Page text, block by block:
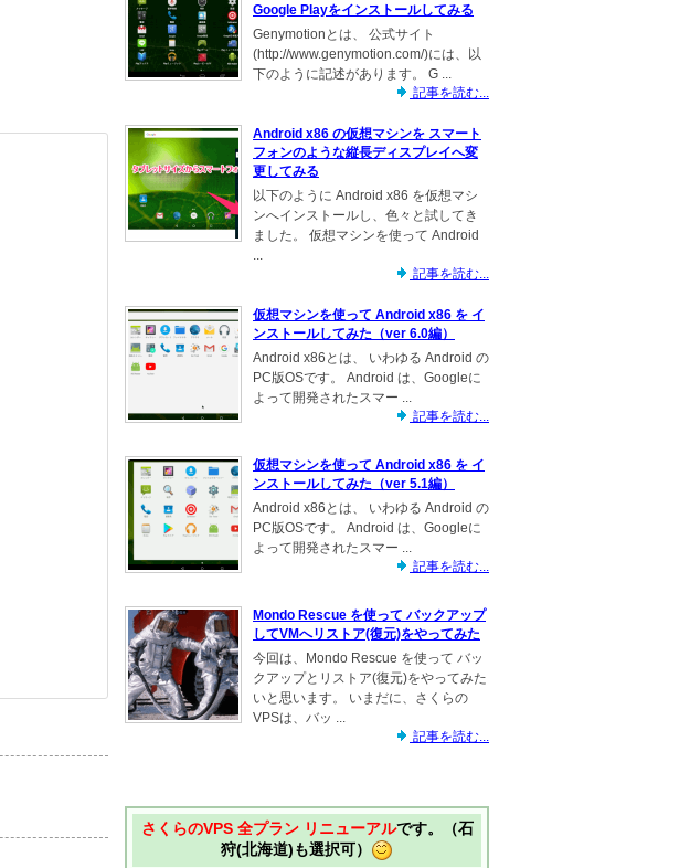
Google Playをインストールしてみる
Genymotionとは、 公式サイト
(http://www.genymotion.com/)には、以
下のように記述があります。 G ...
記事を読む...
Android x86 の仮想マシンを スマート
フォンのような縦長ディスプレイへ変
更してみる
以下のように Android x86 を仮想マシ
ンへインストールし、色々と試してき
ました。 仮想マシンを使って Android
記事を読む...
仮想マシンを使って Android x86 を イ
ンストールしてみた（ver 6.0編）
Android x86とは、 いわゆる Android の
PC版OSです。 Android は、Googleに
よって開発されたスマー ...
記事を読む...
仮想マシンを使って Android x86 を イ
ンストールしてみた（ver 5.1編）
Android x86とは、 いわゆる Android の
PC版OSです。 Android は、Googleに
よって開発されたスマー ...
記事を読む...
Mondo Rescue を使って バックアップ
してVMへリストア(復元)をやってみた
今回は、Mondo Rescue を使って バッ
クアップとリストア(復元)をやってみた
いと思います。 いまだに、さくらの
VPSは、バッ ...
記事を読む...
さくらのVPS 全プラン リニューアルです。（石
狩(北海道)も選択可）